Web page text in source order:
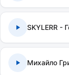
SKYLERR -
Михайло